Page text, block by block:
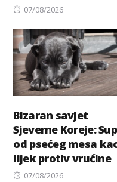
Posted
07/08/2026
Bizaran savjet
Sjeverne Koreje:
od psećeg mesa
lijek protiv vrućine
Posted
07/08/2026